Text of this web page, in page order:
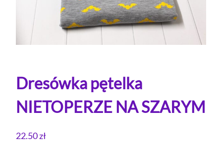
Dresówka pętelka
NIETOPERZE NA SZARYM
22.50zł